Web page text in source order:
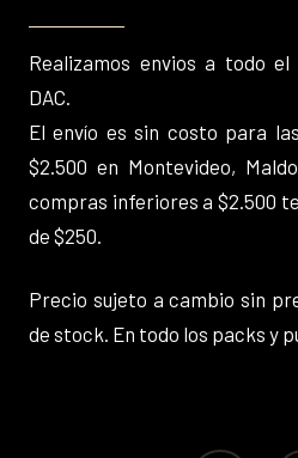
Realizamos envios a todo
DAC.
El envío es sin costo para
$2.500 en Montevideo,
compras inferiores a $2.500
de $250.
Precio sujeto a cambio sin
de stock. En todo los packs y